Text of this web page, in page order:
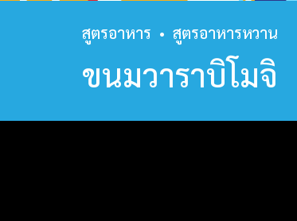
สูตรอาหาร • สูตรอาหารหวาน
ขนมวาราบิโมจิ